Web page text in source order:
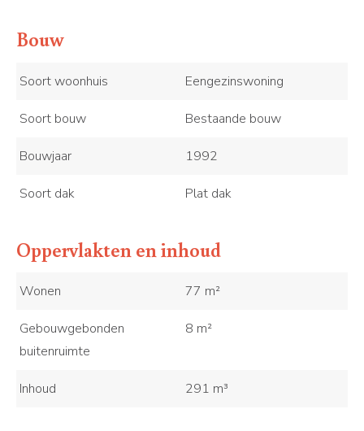
Bouw
Soort woonhuis Eengezinswoning
Soort bouw Bestaande bouw
Bouwjaar 1992
Soort dak Plat dak
Oppervlakten en inhoud
Wonen 77 m²
Gebouwgebonden
buitenruimte
8 m²
Inhoud 291 m³